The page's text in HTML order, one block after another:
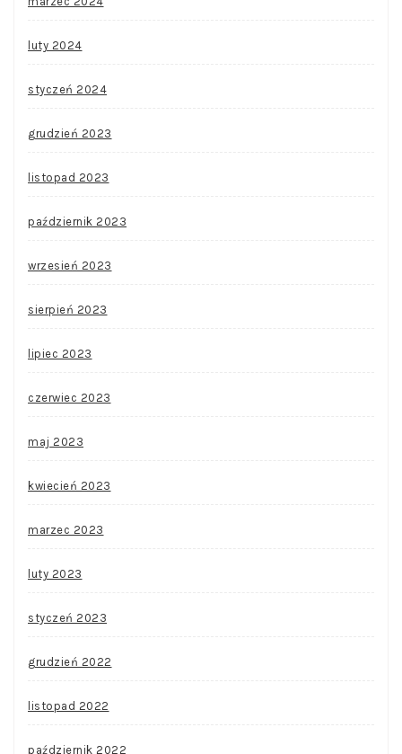
luty 2024
styczeń 2024
grudzień 2023
listopad 2023
październik 2023
wrzesień 2023
sierpień 2023
lipiec 2023
czerwiec 2023
maj 2023
kwiecień 2023
marzec 2023
luty 2023
styczeń 2023
grudzień 2022
listopad 2022
październik 2022